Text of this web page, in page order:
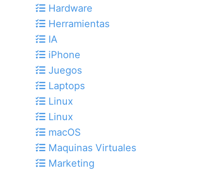
Hardware
Herramientas
IA
iPhone
Juegos
Laptops
Linux
Linux
macOS
Maquinas Virtuales
Marketing